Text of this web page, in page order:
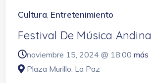
Cultura Entretenimiento
Festival De Música Andina
noviembre 15, 2024 @ 18:00 más
Plaza Murillo, La Paz